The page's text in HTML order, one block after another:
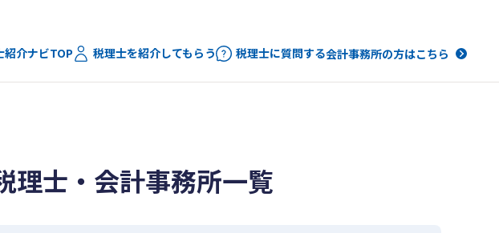
紹介ナビTOP 税理士を紹介してもらう 税理士に質問する会計事務所の方はこちら
理士・会計事務所一覧